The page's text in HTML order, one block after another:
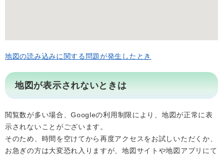
地図の読み込みに関する問題が発生したとき
地図が表示されないときは
閲覧数が多い場合、Googleの利用制限により、地図が正常に表
示されないことがございます。
そのため、時間を空けてから再度アクセスをお試しいただくか、
お急ぎの方は大変恐れ入りますが、地図サイトや地図アプリにて